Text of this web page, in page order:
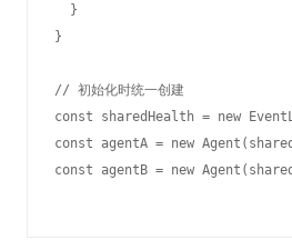
  }
}
// 初始化时统一创建
const sharedHealth = new
const agentA = new